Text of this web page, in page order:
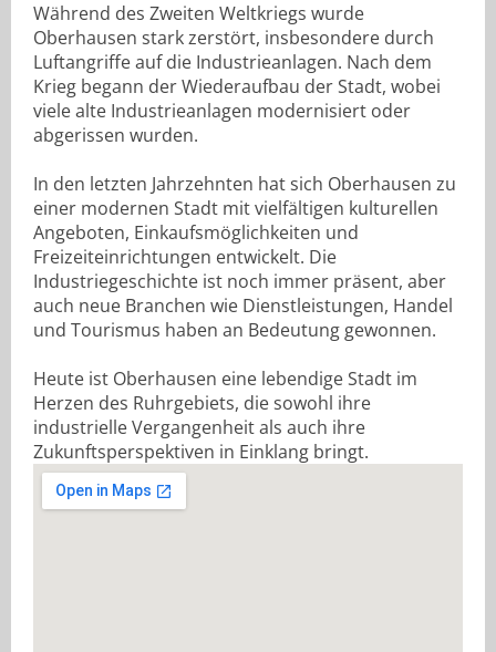
Während des Zweiten Weltkriegs wurde
Oberhausen stark zerstört, insbesondere durch
Luftangriffe auf die Industrieanlagen. Nach dem
Krieg begann der Wiederaufbau der Stadt, wobei
viele alte Industrieanlagen modernisiert oder
abgerissen wurden.
In den letzten Jahrzehnten hat sich Oberhausen zu
einer modernen Stadt mit vielfältigen kulturellen
Angeboten, Einkaufsmöglichkeiten und
Freizeiteinrichtungen entwickelt. Die
Industriegeschichte ist noch immer präsent, aber
auch neue Branchen wie Dienstleistungen, Handel
und Tourismus haben an Bedeutung gewonnen.
Heute ist Oberhausen eine lebendige Stadt im
Herzen des Ruhrgebiets, die sowohl ihre
industrielle Vergangenheit als auch ihre
Zukunftsperspektiven in Einklang bringt.